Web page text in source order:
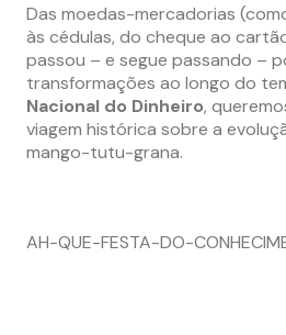
Das moedas-mercadorias
às cédulas, do cheque ao
passou – e segue passando –
transformações ao longo do
Nacional do Dinheiro,
viagem histórica sobre a
mango-tutu-grana.
AH-QUE-FESTA-DO-